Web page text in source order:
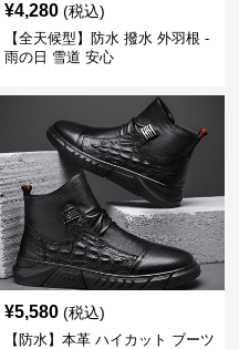
¥4,280 (税込)
【全天候型】防水 撥水 外羽根 -
雨の日 雪道 安心
¥5,580 (税込)
【防水】本革 ハイカット ブーツ